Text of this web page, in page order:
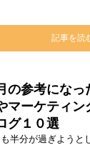
記事を読
の参考になっ
マーケティン
グ１０選
半分が過ぎようと